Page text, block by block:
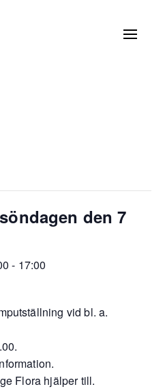
den 7
- 17:00
vid bl. a.
Flora hjälper till.